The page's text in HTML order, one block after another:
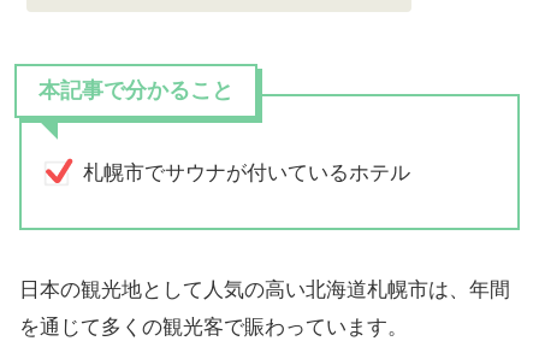
本記事で分かること
札幌市でサウナが付いているホテル
日本の観光地として人気の高い北海道札幌市は、年間
を通じて多くの観光客で賑わっています。